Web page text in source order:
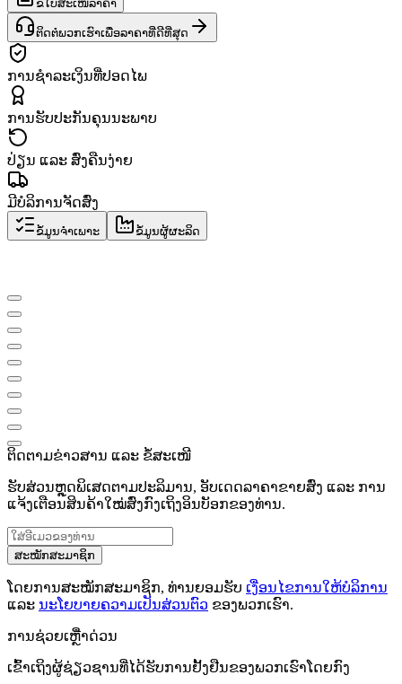
ຂໍໃບສະເໜີລາຄາ
ຕິດຕໍ່ພວກເຮົາເພື່ອລາຄາທີ່ດີທີ່ສຸດ
ການຊຳລະເງິນທີ່ປອດໄພ
ການຮັບປະກັນຄຸນນະພາບ
ປ່ຽນ ແລະ ສົ່ງຄືນງ່າຍ
ມີບໍລິການຈັດສົ່ງ
ຂໍ້ມູນຈຳເພາະ ຂໍ້ມູນຜູ້ຜະລິດ
ຕິດຕາມຂ່າວສານ ແລະ ຂໍ້ສະເໜີ
ຮັບສ່ວນຫຼຸດພິເສດຕາມປະລິມານ, ອັບເດດລາຄາຂາຍສົ່ງ ແລະ ການ
ແຈ້ງເຕືອນສິນຄ້າໃໝ່ສົ່ງກົງເຖິງອິນບັອກຂອງທ່ານ.
ສະໝັກສະມາຊິກ
ໂດຍການສະໝັກສະມາຊິກ, ທ່ານຍອມຮັບ ເງື່ອນໄຂການໃຫ້ບໍລິການ
ແລະ ນະໂຍບາຍຄວາມເປັນສ່ວນຕົວ ຂອງພວກເຮົາ.
ການຊ່ວຍເຫຼືໍາດ່ວນ
ເຂົ້າເຖິງຜູ້ຊ່ຽວຊານທີ່ໄດ້ຮັບການຢັ້ງຢືນຂອງພວກເຮົາໂດຍກົງ